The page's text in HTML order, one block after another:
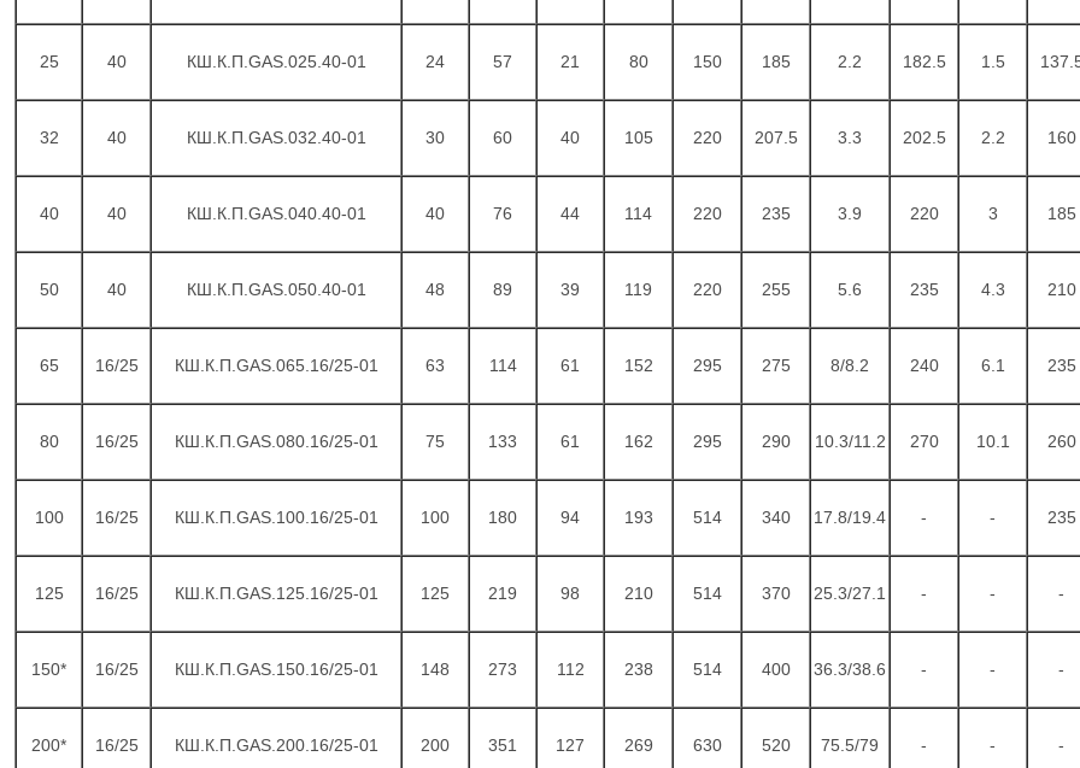
25 40 КШ.К.П.GAS.025.40-01 24 57 21 80 150 185 2.2 182.5 1.5
32 40 КШ.К.П.GAS.032.40-01 30 60 40 105 220 207.5 3.3 202.5 2.2 160
40 40 КШ.К.П.GAS.040.40-01 40 76 44 114 220 235 3.9 220 3 185
50 40 КШ.К.П.GAS.050.40-01 48 89 39 119 220 255 5.6 235 4.3 210
65 16/25 КШ.К.П.GAS.065.16/25-01 63 114 61 152 295 275 8/8.2 240 6.1 235
80 16/25 КШ.К.П.GAS.080.16/25-01 75 133 61 162 295 290 10.3/11.2 270 10.1 260
100 16/25 КШ.К.П.GAS.100.16/25-01 100 180 94 193 514 340 17.8/19.4 - - 235
125 16/25 КШ.К.П.GAS.125.16/25-01 125 219 98 210 514 370 25.3/27.1 - - -
150* 16/25 КШ.К.П.GAS.150.16/25-01 148 273 112 238 514 400 36.3/38.6 - - -
200* 16/25 КШ.К.П.GAS.200.16/25-01 200 351 127 269 630 520 75.5/79 - - -